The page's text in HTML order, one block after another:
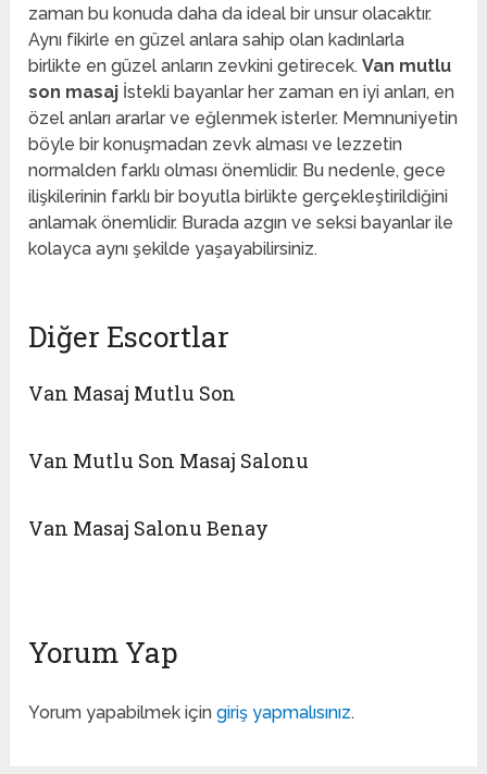
zaman bu konuda daha da ideal bir unsur olacaktır.
Aynı fikirle en güzel anlara sahip olan kadınlarla
birlikte en güzel anların zevkini getirecek.Van mutlu
son masaj İstekli bayanlar her zaman en iyi anları, en
özel anları ararlar ve eğlenmek isterler. Memnuniyetin
böyle bir konuşmadan zevk alması ve lezzetin
normalden farklı olması önemlidir. Bu nedenle, gece
ilişkilerinin farklı bir boyutla birlikte gerçekleştirildiğini
anlamak önemlidir. Burada azgın ve seksi bayanlar ile
kolayca aynı şekilde yaşayabilirsiniz.
Diğer Escortlar
Van Masaj Mutlu Son
Van Mutlu Son Masaj Salonu
Van Masaj Salonu Benay
Yorum Yap
Yorum yapabilmek içingiriş yapmalısınız.